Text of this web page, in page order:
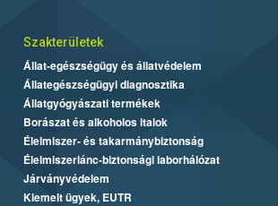
Szakterületek
Állat-egészségügy és állatvédelem
Állategészségügyi diagnosztika
Állatgyógyászati termékek
Borászat és alkoholos italok
Élelmiszer- és takarmánybiztonság
Élelmiszerlánc-biztonsági laborhálózat
Járványvédelem
Kiemelt ügyek, EUTR